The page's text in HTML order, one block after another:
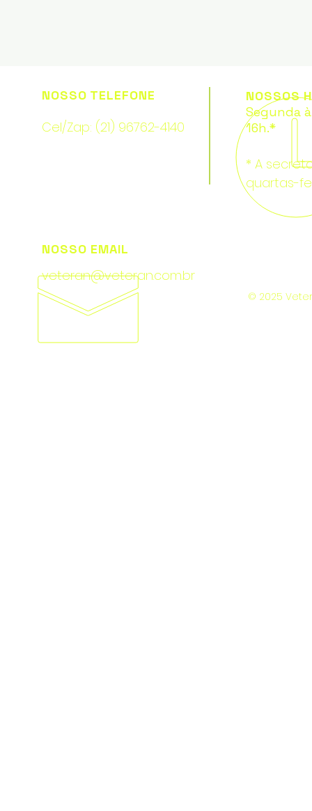
NOSSO TELEFONE
Cel/Zap: (21) 96762-4140
NOSSOS
Segunda
16h.*
* A
quartas-
NOSSO EMAIL
veteran@veteran.com.br
© 2025